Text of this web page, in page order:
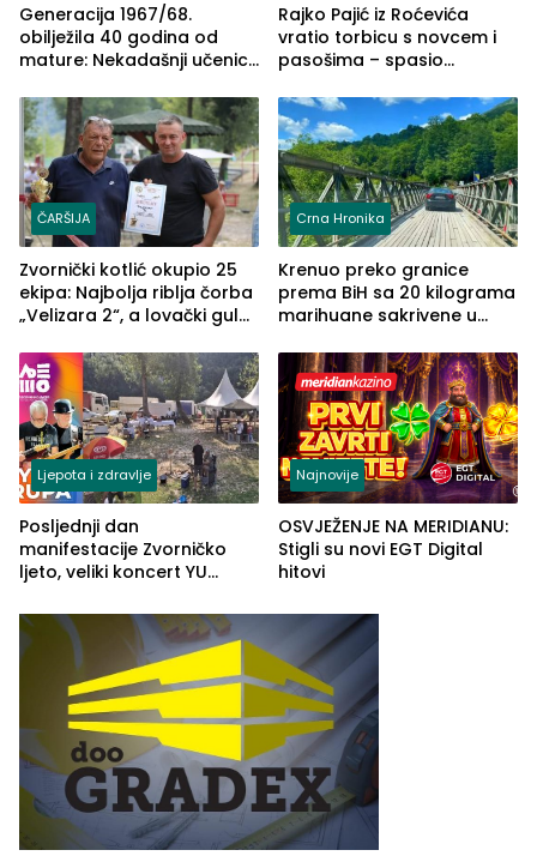
Generacija 1967/68.
obilježila 40 godina od
mature: Nekadašnji učenici
(FOTO)
Rajko Pajić iz Roćevića
vratio torbicu s novcem i
pasošima – spasio
Grčkoj
ČARŠIJA
Zvornički kotlić okupio 25
ekipa: Najbolja riblja čorba
„Velizara 2“, a lovački gulaš
Crna Hronika
Krenuo preko granice
prema BiH sa 20 kilograma
marihuane sakrivene u
Ljepota i zdravlje
Posljednji dan
manifestacije Zvorničko
ljeto, veliki koncert YU
ove godine
Najnovije
OSVJEŽENJE NA MERIDIANU:
Stigli su novi EGT Digital
hitovi